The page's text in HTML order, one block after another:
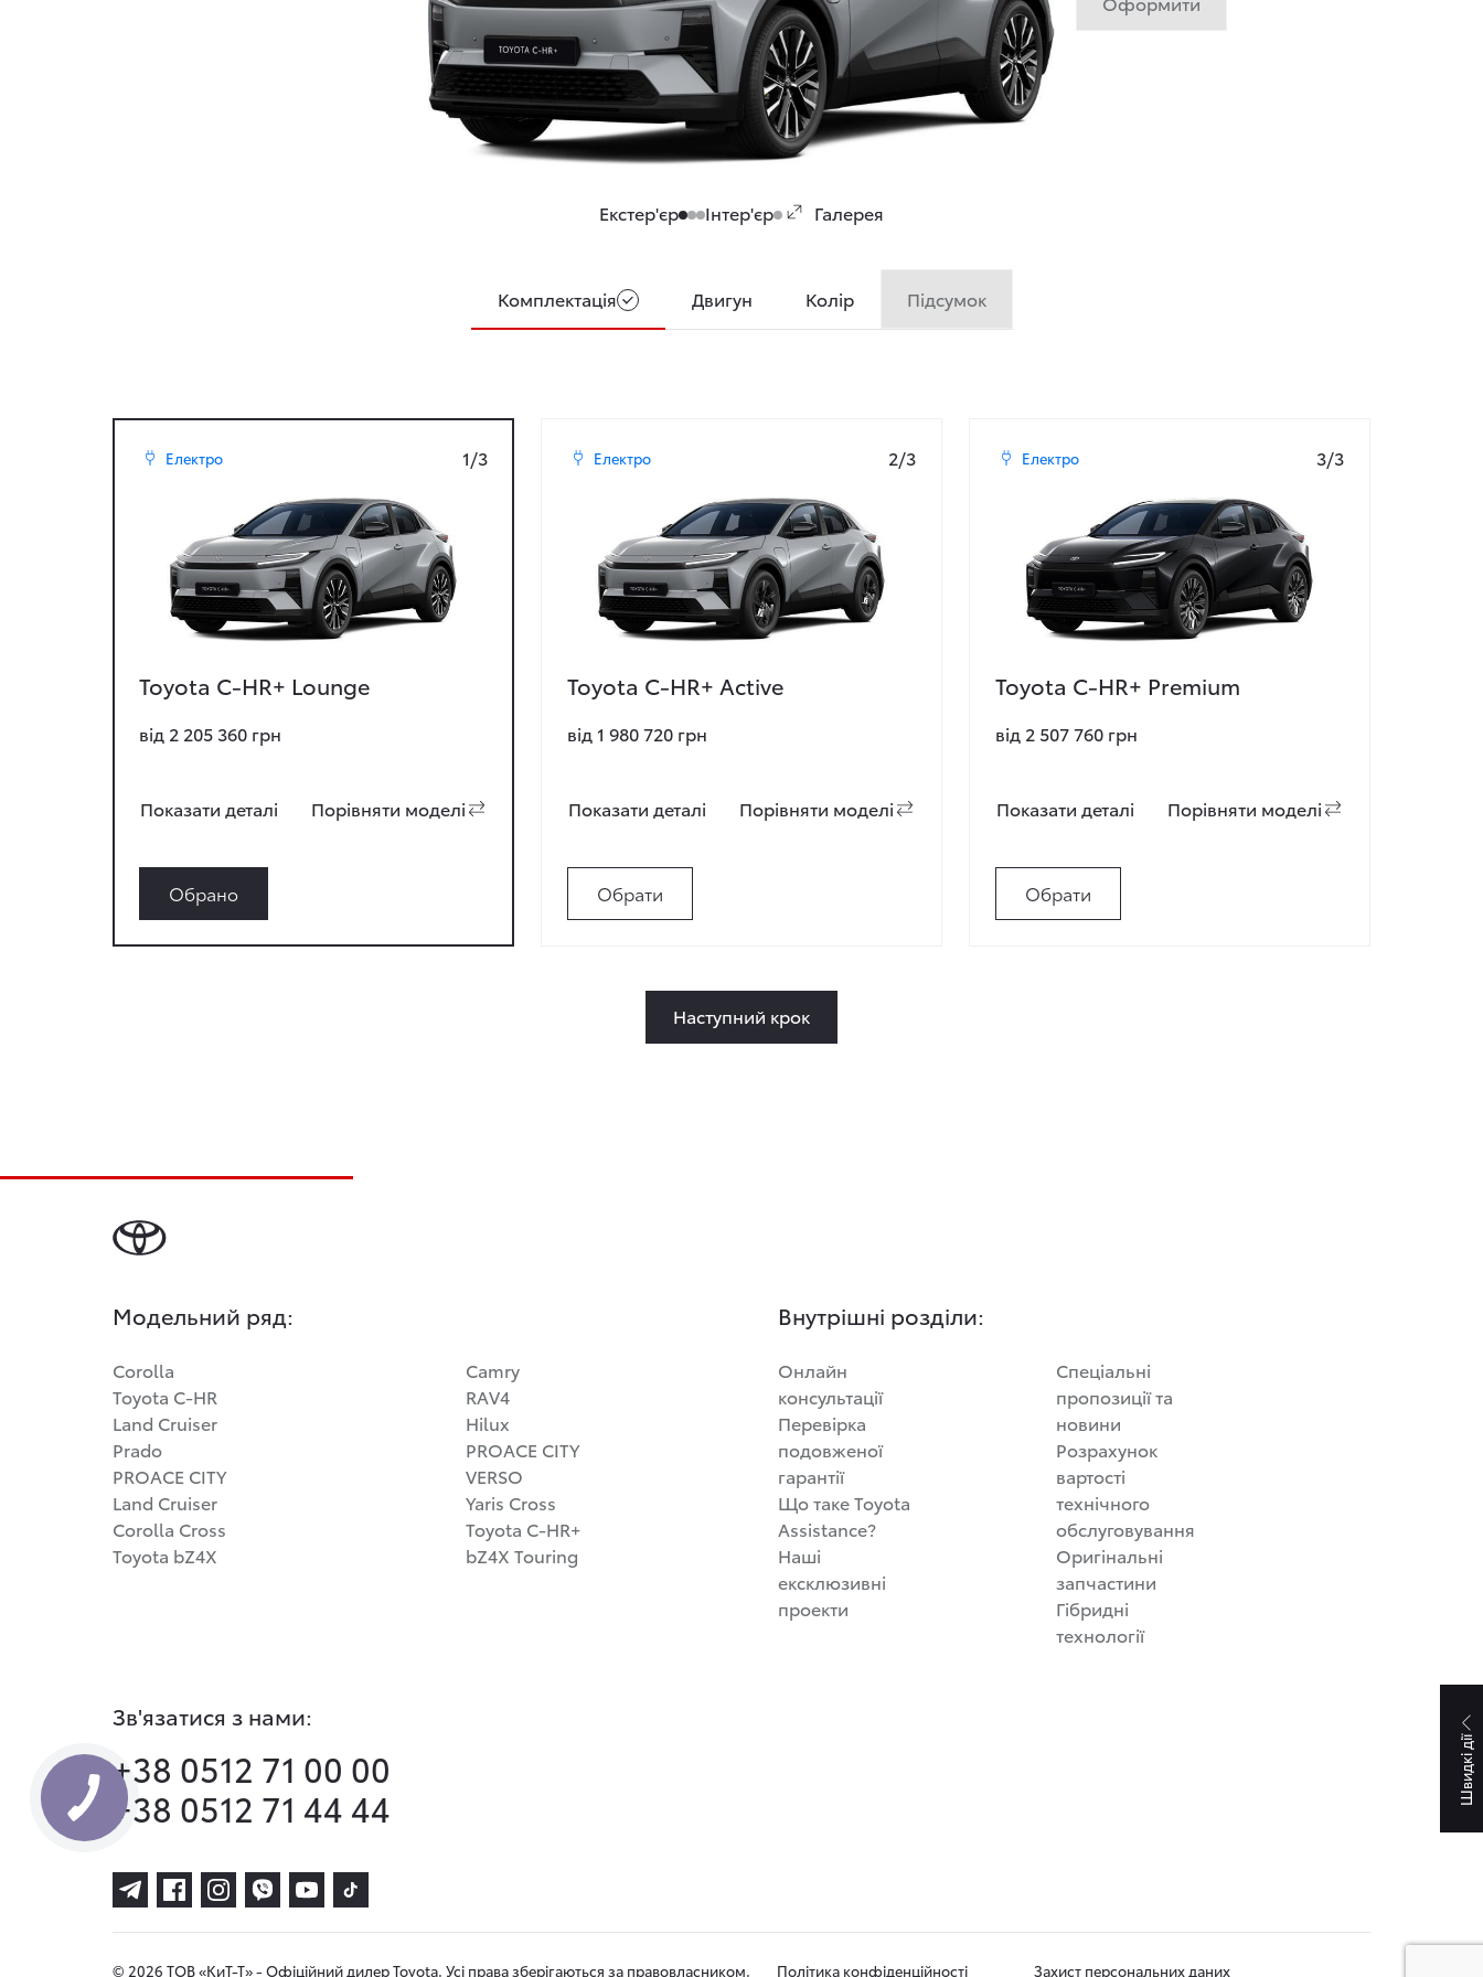
Швидкі дії
Екстер'єр Інтер'єр Галерея
Комплектація Двигун Колір Підсумок
Електро 1/3
Toyota C-HR+ Lounge
від 2 205 360 грн
Показати деталi Порiвняти моделi
Обрано
Електро 2/3
Toyota C-HR+ Active
від 1 980 720 грн
Показати деталi Порiвняти моделi
Обрати
Електро 3/3
Toyota C-HR+ Premium
від 2 507 760 грн
Показати деталi Порiвняти моделi
Обрати
Наступний крок
Модельний ряд:
Corolla
Toyota C-HR
Land Cruiser
Prado
PROACE CITY
Land Cruiser
Corolla Cross
Toyota bZ4X
Camry
RAV4
Hilux
PROACE CITY
VERSO
Yaris Cross
Toyota C-HR+
bZ4X Touring
Внутрішні розділи:
Онлайн
консультації
Перевірка
подовженої
гарантії
Що таке Toyota
Assistance?
Наші
ексклюзивні
проекти
Спеціальні
пропозиції та
новини
Розрахунок
вартості
технічного
обслуговування
Оригінальні
запчастини
Гібридні
технології
Зв'язатися з нами:
+38 0512 71 00 00
+38 0512 71 44 44
© 2026 ТОВ «КиТ-Т» - Офіційний дилер Toyota. Усі права зберігаються за правовласником. Політика конфіденційності Захист персональних даних